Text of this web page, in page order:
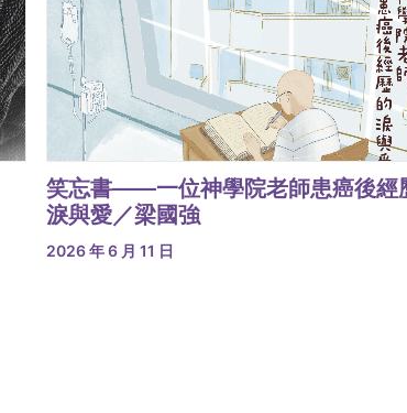
笑忘書——一位神學院老師患癌後經
淚與愛／梁國強
2026 年 6 月 11 日